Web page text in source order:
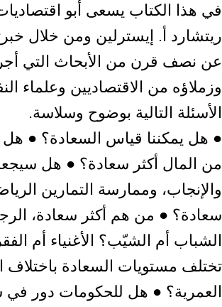
في هذا الكتاب يسعى أبو
ريتشارد أ. إيسترلين ومن خلال
عن نصف قرن من الأبحاث التي
وزملاؤه من الاقتصاديين وعلماء
الأسئلة التالية بوضوح وسلاسة.
● هل يمكننا قياس السعادة؟ ● هل
من المال أكثر سعادة؟ ● هل
والإنجاب، وممارسة التمارين
سعادة؟ ● من هم أكثر سعادة،
الشباب أم الشيّب؟ الأغنياء أم
تختلف مستويات السعادة باختلاف
العمرية؟ ● هل للحكومات دور في